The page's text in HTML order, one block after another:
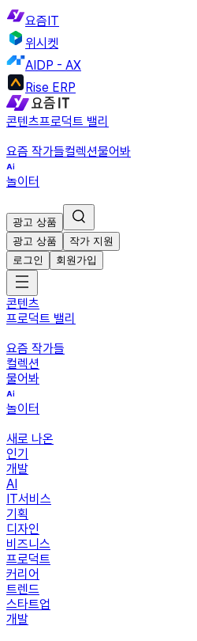
요즘IT
위시켓
AIDP - AX
Rise ERP
콘텐츠프로덕트 밸리
요즘 작가들컬렉션물어봐
놀이터
광고 상품
광고 상품
작가 지원
로그인
회원가입
콘텐츠
프로덕트 밸리
요즘 작가들
컬렉션
물어봐
놀이터
새로 나온
인기
개발
AI
IT서비스
기획
디자인
비즈니스
프로덕트
커리어
트렌드
스타트업
개발